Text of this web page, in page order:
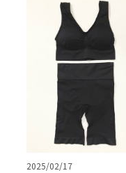
2025/02/17